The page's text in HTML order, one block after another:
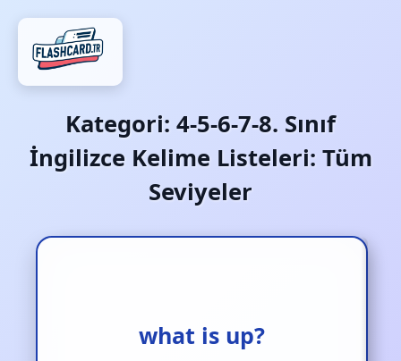
Kategori: 4-5-6-7-8. Sınıf
İngilizce Kelime Listeleri: Tüm
Seviyeler
what is up?
naber?